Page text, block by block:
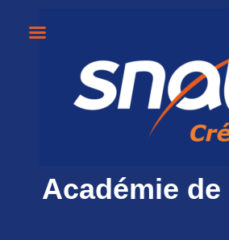
Académie de